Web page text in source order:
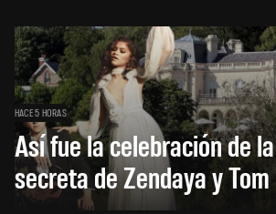
HACE 5 HORAS
Así fue la celebración de
secreta de Zendaya y